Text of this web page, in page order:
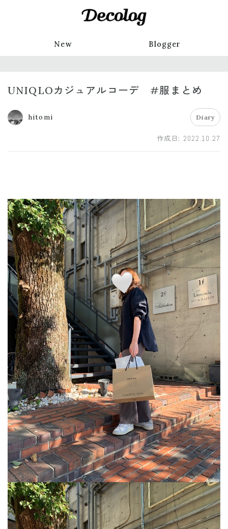
New Blogger
UNIQLOカジュアルコーデ #服まとめ
hitomi Diary
作成日: 2022.10.27